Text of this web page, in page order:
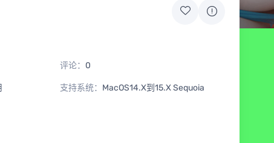
评论： 0
支持系统： MacOS14.X到15.X Sequoia